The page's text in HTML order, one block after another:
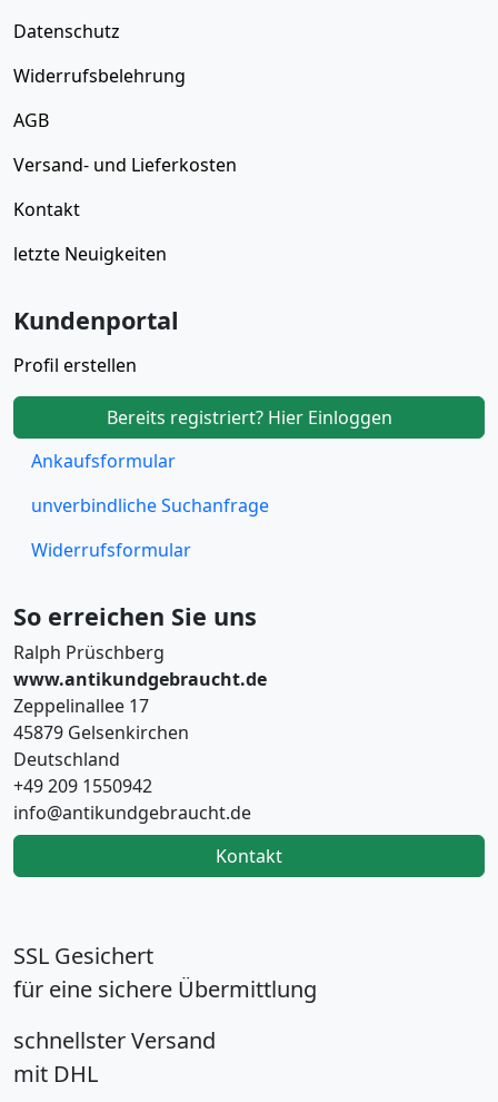
Datenschutz
Widerrufsbelehrung
AGB
Versand- und Lieferkosten
Kontakt
letzte Neuigkeiten
Kundenportal
Profil erstellen
Bereits registriert? Hier Einloggen
Ankaufsformular
unverbindliche Suchanfrage
Widerrufsformular
So erreichen Sie uns
Ralph Prüschberg
www.antikundgebraucht.de
Zeppelinallee 17
45879 Gelsenkirchen
Deutschland
+49 209 1550942
info@antikundgebraucht.de
Kontakt
SSL Gesichert
für eine sichere Übermittlung
schnellster Versand
mit DHL